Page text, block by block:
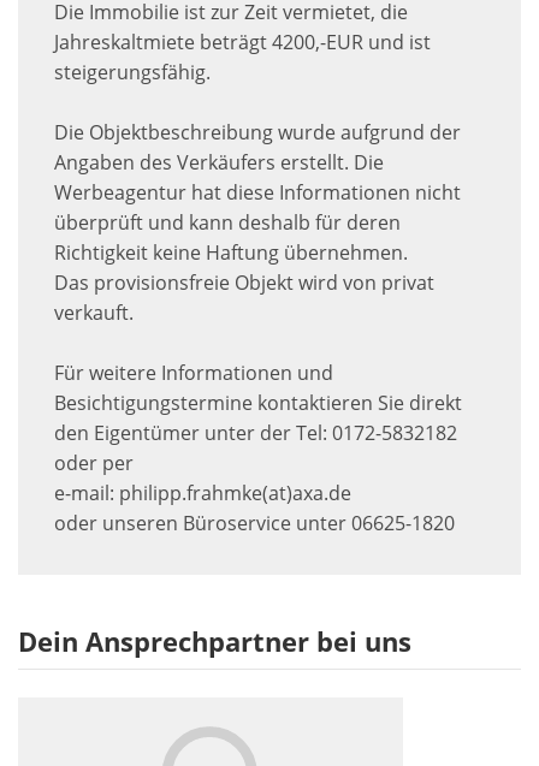
Die Immobilie ist zur Zeit vermietet, die
Jahreskaltmiete beträgt 4200,-EUR und ist
steigerungsfähig.
Die Objektbeschreibung wurde aufgrund der
Angaben des Verkäufers erstellt. Die
Werbeagentur hat diese Informationen nicht
überprüft und kann deshalb für deren
Richtigkeit keine Haftung übernehmen.
Das provisionsfreie Objekt wird von privat
verkauft.
Für weitere Informationen und
Besichtigungstermine kontaktieren Sie direkt
den Eigentümer unter der Tel: 0172-5832182
oder per
e-mail: philipp.frahmke(at)axa.de
oder unseren Büroservice unter 06625-1820
Dein Ansprechpartner bei uns